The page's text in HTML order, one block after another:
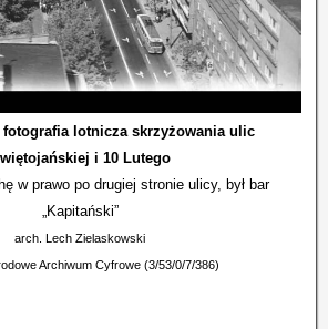
fotografia lotnicza skrzyżowania ulic
i 10 Lutego
w prawo po drugiej stronie ulicy, był bar
„Kapitański”
arch. Lech Zielaskowski
Archiwum Cyfrowe (3/53/0/7/386)